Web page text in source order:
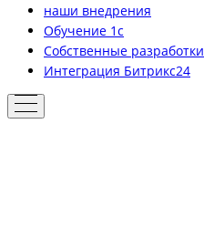
наши внедрения
Обучение 1с
Собственные разработки
Интеграция Битрикс24